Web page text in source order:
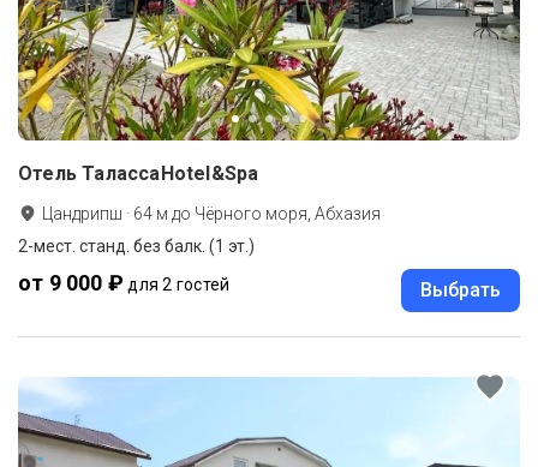
Отель ТалассаHotel&Spa
Цандрипш · 64 м до Чёрного моря, Абхазия
2-мест. станд. без балк. (1 эт.)
от 9 000 ₽ для 2 гостей Выбрать